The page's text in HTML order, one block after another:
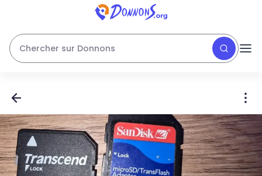
Chercher sur Donnons